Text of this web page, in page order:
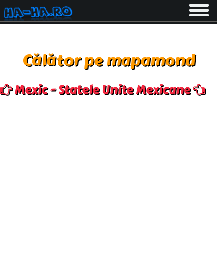
Toggle
Călător pe mapamond
Mexic - Statele Unite Mexicane